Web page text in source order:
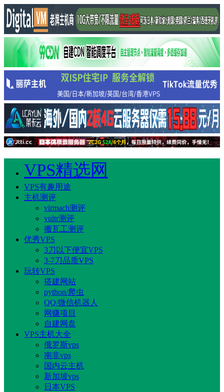
VPS精选网
VPS有趣用途
主机测评
virmach测评
vultr测评
搬瓦工测评
优秀VPS
3刀以下便宜VPS
3-7刀品质VPS
玩转VPS
搭建网站
python/爬虫
QQ/微信机器人
网赚项目
自建网盘
VPS主机大全
俄罗斯vps
南非vps
国内云主机
新加坡vps
日本VPS